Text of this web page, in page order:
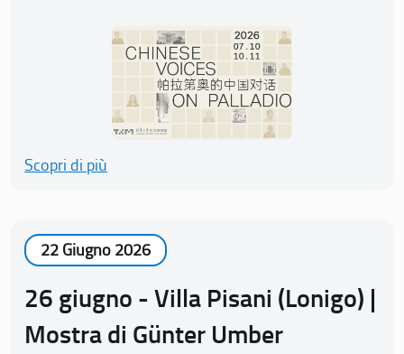
Scopri di più
22 Giugno 2026
26 giugno - Villa Pisani (Lonigo) |
Mostra di Günter Umber